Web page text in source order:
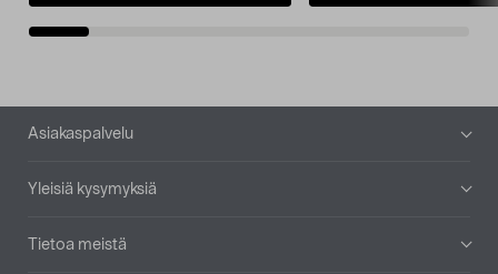
Alatunniste
Asiakaspalvelu
Yleisiä kysymyksiä
Tietoa meistä